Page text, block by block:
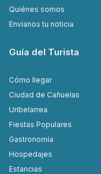
Quiénes somos
Envianos tu noticia
Guía del Turista
Cómo llegar
Ciudad de Cañuelas
Uribelarrea
Fiestas Populares
Gastronomía
Hospedajes
Estancias